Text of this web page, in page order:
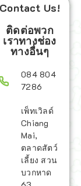
Contact Us!
ติดต่อพวก
เราทางช่อง
ทางอื่นๆ
084 804
7286
เพ็ทเวิลด์
Chiang
Mai,
ตลาดสัตว์
เลี้ยง สวน
บวกหาด